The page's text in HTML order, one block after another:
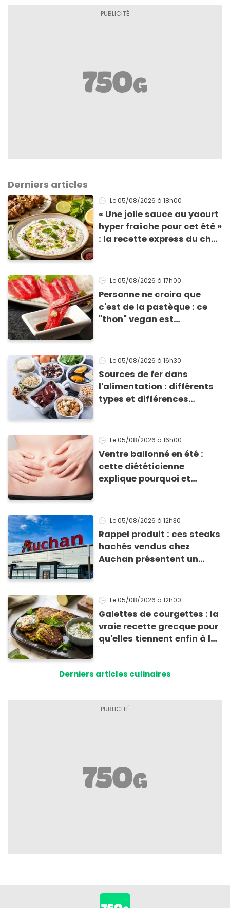
Derniers articles
Le 05/08/2026 à 18h00
« Une jolie sauce au yaourt
hyper fraîche pour cet été »
: la recette express du chef
grillades
Le 05/08/2026 à 17h00
Personne ne croira que
c'est de la pastèque : ce
"thon" vegan est
Le 05/08/2026 à 16h30
Sources de fer dans
l'alimentation : différents
types et différences
Le 05/08/2026 à 16h00
Ventre ballonné en été :
cette diététicienne
explique pourquoi et
Le 05/08/2026 à 12h30
Rappel produit : ces steaks
hachés vendus chez
Auchan présentent un
Le 05/08/2026 à 12h00
Galettes de courgettes : la
vraie recette grecque pour
qu'elles tiennent enfin à la
Derniers articles culinaires